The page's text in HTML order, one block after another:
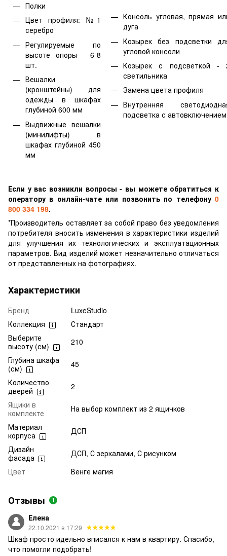
Полки
Цвет профиля: №1
серебро
Регулируемые по
высоте опоры - 6-8
шт.
Вешалки
(кронштейны) для
одежды в шкафах
глубиной 600 мм
Выдвижные вешалки
(минилифты) в
шкафах глубиной 450
мм
Консоль угловая, прямая
дуга
Козырек без подсветки
угловой консоли
Козырек с подсветкой -
светильника
Замена цвета профиля
Внутренняя
подсветка с автовключением
Если у вас возникли вопросы - вы можете обратиться к
оператору в онлайн-чате или позвонить по телефону 0
800 334 198.
*Производитель оставляет за собой право без уведомления
потребителя вносить изменения в характеристики изделий
для улучшения их технологических и эксплуатационных
параметров. Вид изделий может незначительно отличаться
от представленных на фотографиях.
Характеристики
Бренд
LuxeStudio
Коллекция
Стандарт
Выберите
высоту (см)
210
Глубина шкафа
(см)
45
Количество
дверей
2
Ящики в
комплекте
На выбор комплект из 2 ящичков
Материал
корпуса
ДСП
Дизайн
фасада
ДСП, С зеркалами, С рисунком
Цвет
Венге магия
Отзывы 1
Елена
22.10.2021 в 17:29
Шкаф просто идельно вписался к нам в квартиру. Спасибо,
что помогли подобрать!